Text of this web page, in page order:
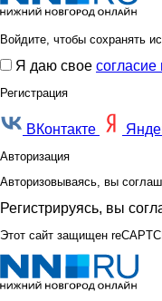
Войдите, чтобы сохранять
Я даю свое
Регистрация
ВКонтакте
Авторизация
Авторизовываясь, вы
Регистрируясь, вы
Этот сайт защищен